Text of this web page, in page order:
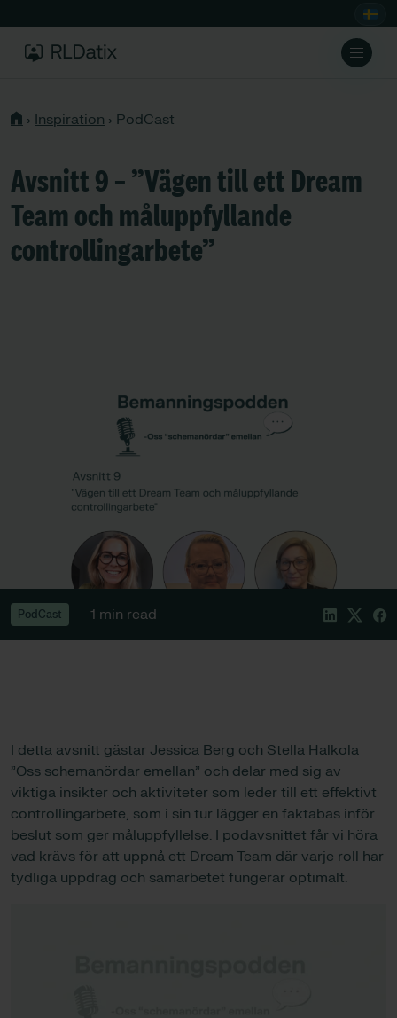
› Inspiration › PodCast
Avsnitt 9 – ”Vägen till ett Dream
Team och måluppfyllande
controllingarbete”
PodCast 1 min read
I detta avsnitt gästar Jessica Berg och Stella Halkola
”Oss schemanördar emellan” och delar med sig av
viktiga insikter och aktiviteter som leder till ett effektivt
controllingarbete, som i sin tur lägger en faktabas inför
beslut som ger måluppfyllelse. I podavsnittet får vi höra
vad krävs för att uppnå ett Dream Team där varje roll har
tydliga uppdrag och samarbetet fungerar optimalt.